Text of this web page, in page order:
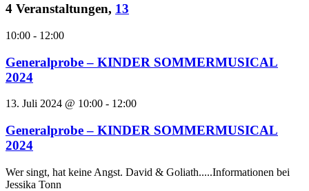
4 Veranstaltungen, 13
10:00 - 12:00
Generalprobe – KINDER SOMMERMUSICAL
2024
13. Juli 2024 @ 10:00 - 12:00
Generalprobe – KINDER SOMMERMUSICAL
2024
Wer singt, hat keine Angst. David & Goliath.....Informationen bei
Jessika Tonn